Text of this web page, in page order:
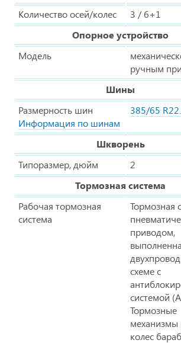
Количество осей/колес
3 / 6+1
Опорное устройство
Модель
ручным
Шины
Размерность шин
Информация по шинам
385/65
Шкворень
Типоразмер, дюйм
2
Тормозная система
Рабочая тормозная
система
Тормозная
приводом,
схеме с
системой
Тормозные
механизмы
колес